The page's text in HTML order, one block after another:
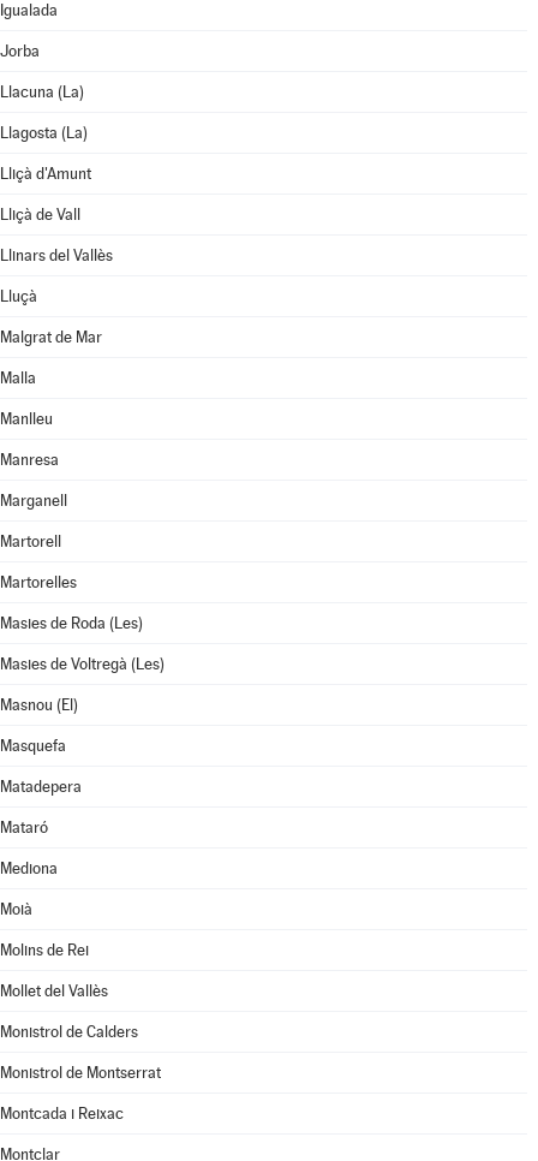
Igualada
Jorba
Llacuna (La)
Llagosta (La)
Lliçà d'Amunt
Lliçà de Vall
Llinars del Vallès
Lluçà
Malgrat de Mar
Malla
Manlleu
Manresa
Marganell
Martorell
Martorelles
Masies de Roda (Les)
Masies de Voltregà (Les)
Masnou (El)
Masquefa
Matadepera
Mataró
Mediona
Moià
Molins de Rei
Mollet del Vallès
Monistrol de Calders
Monistrol de Montserrat
Montcada i Reixac
Montclar